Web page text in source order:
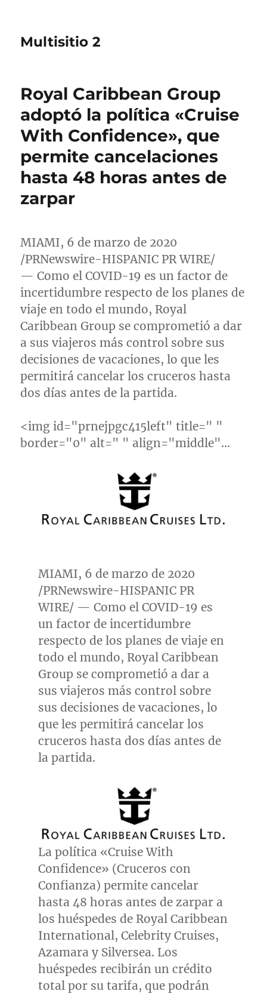
Multisitio 2
Royal Caribbean Group
adoptó la política «Cruise
With Confidence», que
permite cancelaciones
hasta 48 horas antes de
zarpar
MIAMI, 6 de marzo de 2020
/PRNewswire-HISPANIC PR WIRE/
— Como el COVID-19 es un factor de
incertidumbre respecto de los planes de
viaje en todo el mundo, Royal
Caribbean Group se comprometió a dar
a sus viajeros más control sobre sus
decisiones de vacaciones, lo que les
permitirá cancelar los cruceros hasta
dos días antes de la partida.
<img id="prnejpgc415left" title=" "
border="0" alt=" " align="middle"…
MIAMI, 6 de marzo de 2020
/PRNewswire-HISPANIC PR
WIRE/ — Como el COVID-19 es
un factor de incertidumbre
respecto de los planes de viaje en
todo el mundo, Royal Caribbean
Group se comprometió a dar a
sus viajeros más control sobre
sus decisiones de vacaciones, lo
que les permitirá cancelar los
cruceros hasta dos días antes de
la partida.
La política «Cruise With
Confidence» (Cruceros con
Confianza) permite cancelar
hasta 48 horas antes de zarpar a
los huéspedes de Royal Caribbean
International, Celebrity Cruises,
Azamara y Silversea. Los
huéspedes recibirán un crédito
total por su tarifa, que podrán